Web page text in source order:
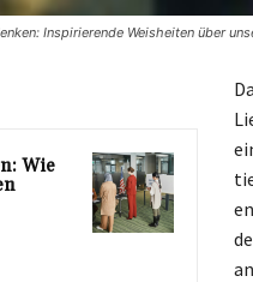
Inspirierende Weisheiten über
Wie